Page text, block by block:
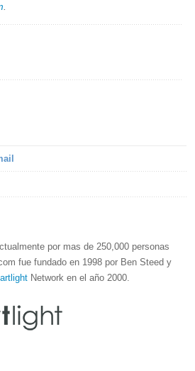
por mas de 250,000 personas
fue fundado en 1998 por Ben Steed y
Network en el año 2000.